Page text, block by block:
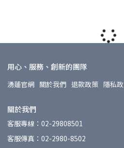
用心、服務、創新的團隊
湧蓮官網 關於我們 退款政策 隱私
關於我們
客服專線：02-29808501
客服傳真：02-2980-8502